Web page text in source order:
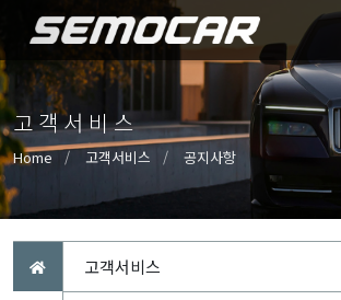
고객서비스
Home 고객서비스 공지사항
고객서비스